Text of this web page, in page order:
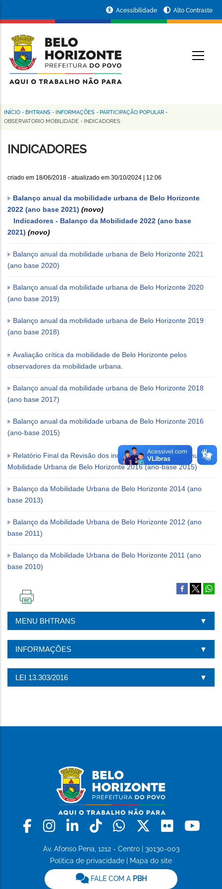
conteúdo
principal
da
Prefeitura
de
Horizonte
Acessibilidade Alto Contraste
Trilha
navegação
INÍCIO - BHTRANS - INFORMAÇÕES - PARTICIPAÇÃO POPULAR -
OBSERVATORIO MOBILIDADE - INDICADORES
INDICADORES
criado em 18/06/2018 - atualizado em 30/10/2024 | 12:06
Balanço anual da mobilidade urbana de Belo Horizonte
2022 (ano base 2021) (novo)
Indicadores - Balanço da Mobilidade 2022 (ano base
2021) (novo)
Balanço anual da mobilidade urbana de Belo Horizonte 2021
(ano base 2020)
Balanço anual da mobilidade urbana de Belo Horizonte 2020
(ano base 2019)
Balanço anual da mobilidade urbana de Belo Horizonte 2019
(ano base 2018)
Avaliação crítica da mobilidade de Belo Horizonte pelos
observadores da mobilidade urbana.
Balanço anual da mobilidade urbana de Belo Horizonte 2018
(ano base 2017)
Balanço anual da mobilidade urbana de Belo Horizonte 2016
(ano-base 2015)
Relatório Final da Revisão dos indicadores do Balanço Anual de
Mobilidade Urbana de Belo Horizonte 2016 (ano-base 2015)
Balanço da Mobilidade Urbana de Belo Horizonte 2014 (ano
base 2013)
Balanço da Mobilidade Urbana de Belo Horizonte 2012 (ano
base 2011)
Balanço da Mobilidade Urbana de Belo Horizonte 2011 (ano
base 2010)
PÁGINA
MENU BHTRANS
INFORMAÇÕES
LEI 13.303/2016
Facebook
Instagram
LinkedinTiktokWhatsapp
X Flickr
Av. Afonso Pena, 1212 - Centro | 30130-003
Política de privacidade
Mapa do site
FALE COM A PBH